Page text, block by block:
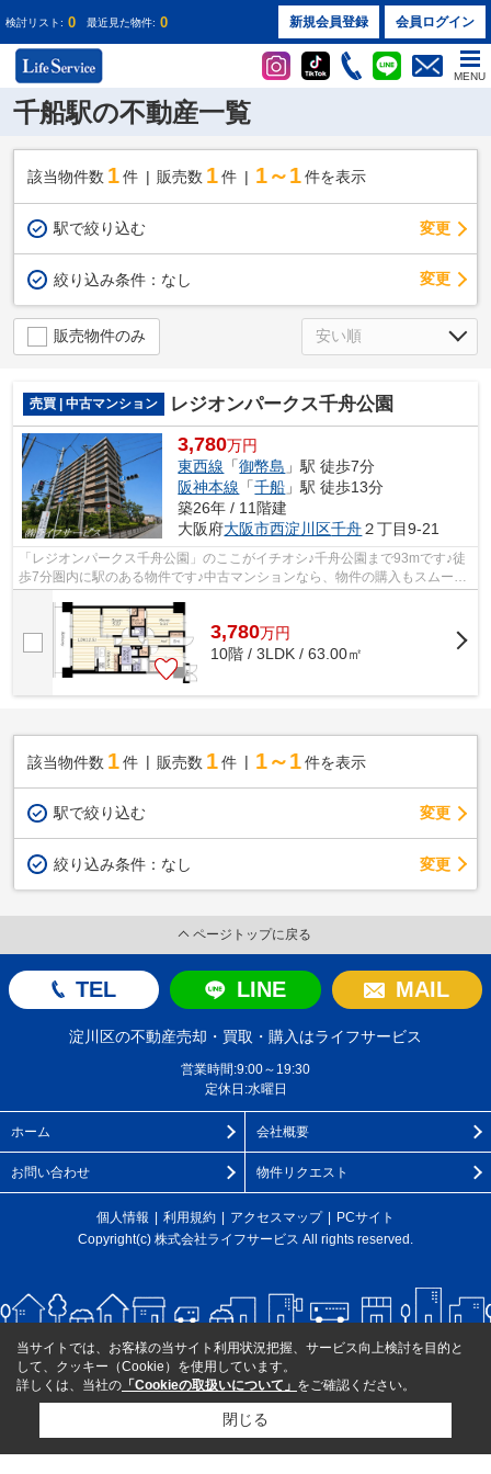
検討リスト: 0 最近見た物件: 0 新規会員登録 会員ログイン
MENU
千船駅の不動産一覧
該当物件数 1件 販売数 1 件 1～1 件を表示
駅で絞り込む 変更
絞り込み条件： なし 変更
販売物件のみ
売買 | 中古マンション レジオンパークス千舟公園
3,780万円
東西線 「御幣島 」駅 徒歩7分
阪神本線 「千船 」駅 徒歩13分
築26年 / 11階建
大阪府大阪市西淀川区千舟２丁目9-21
「レジオンパークス千舟公園」のここがイチオシ♪千舟公園まで93mです♪徒
歩7分圏内に駅のある物件です♪中古マンションなら、物件の購入もスムーズ
です♪当社がご紹介する大阪市西淀川区...
3,780万円
10階 / 3LDK / 63.00㎡
該当物件数 1件 販売数 1 件 1～1 件を表示
駅で絞り込む 変更
絞り込み条件： なし 変更
ページトップに戻る
TEL LINE MAIL
淀川区の不動産売却・買取・購入はライフサービス
営業時間:9:00～19:30
定休日:水曜日
ホーム 会社概要
お問い合わせ 物件リクエスト
個人情報 利用規約 アクセスマップ
PCサイト
Copyright(c) 株式会社ライフサービス All rights reserved.
当サイトでは、お客様の当サイト利用状況把握、サービス向上検討を目的と
して、クッキー（Cookie）を使用しています。
詳しくは、当社の 「Cookieの取扱いについて」 をご確認ください。
閉じる